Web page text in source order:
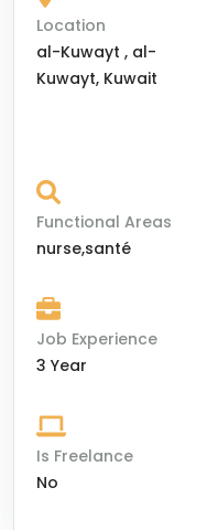
Location
al-Kuwayt , al-
Kuwayt, Kuwait
Functional Areas
nurse,santé
Job Experience
3 Year
Is Freelance
No